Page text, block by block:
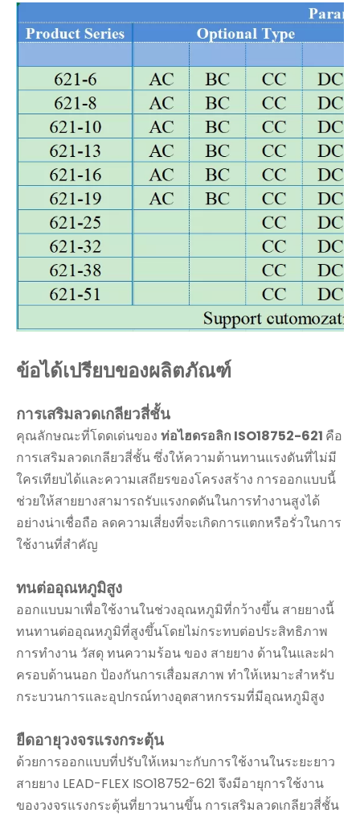
ข้อได้เปรียบของผลิตภัณฑ์
การเสริมลวดเกลียวสี่ชั้น
คุณลักษณะที่โดดเด่นของ ท่อไฮดรอลิก ISO18752-621 คือ
การเสริมลวดเกลียวสี่ชั้น ซึ่งให้ความต้านทานแรงดันที่ไม่มี
ใครเทียบได้และความเสถียรของโครงสร้าง การออกแบบนี้
ช่วยให้สายยางสามารถรับแรงกดดันในการทำงานสูงได้
อย่างน่าเชื่อถือ ลดความเสี่ยงที่จะเกิดการแตกหรือรั่วในการ
ใช้งานที่สำคัญ
ทนต่ออุณหภูมิสูง
ออกแบบมาเพื่อใช้งานในช่วงอุณหภูมิที่กว้างขึ้น สายยางนี้
ทนทานต่ออุณหภูมิที่สูงขึ้นโดยไม่กระทบต่อประสิทธิภาพ
การทำงาน วัสดุ ทนความร้อน ของ สายยาง ด้านในและฝา
ครอบด้านนอก ป้องกันการเสื่อมสภาพ ทำให้เหมาะสำหรับ
กระบวนการและอุปกรณ์ทางอุตสาหกรรมที่มีอุณหภูมิสูง
ยืดอายุวงจรแรงกระตุ้น
ด้วยการออกแบบที่ปรับให้เหมาะกับการใช้งานในระยะยาว
สายยาง LEAD-FLEX ISO18752-621 จึงมีอายุการใช้งาน
ของวงจรแรงกระตุ้นที่ยาวนานขึ้น การเสริมลวดเกลียวสี่ชั้น